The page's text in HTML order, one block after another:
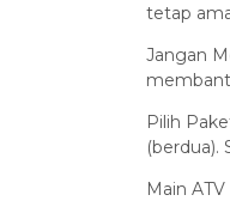
tetap
Jangan
Pilih
(berdua).
Main